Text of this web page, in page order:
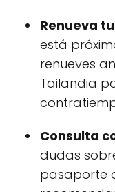
Renueva
está
renueves
Tailandia
Consulta
dudas
pasaporte